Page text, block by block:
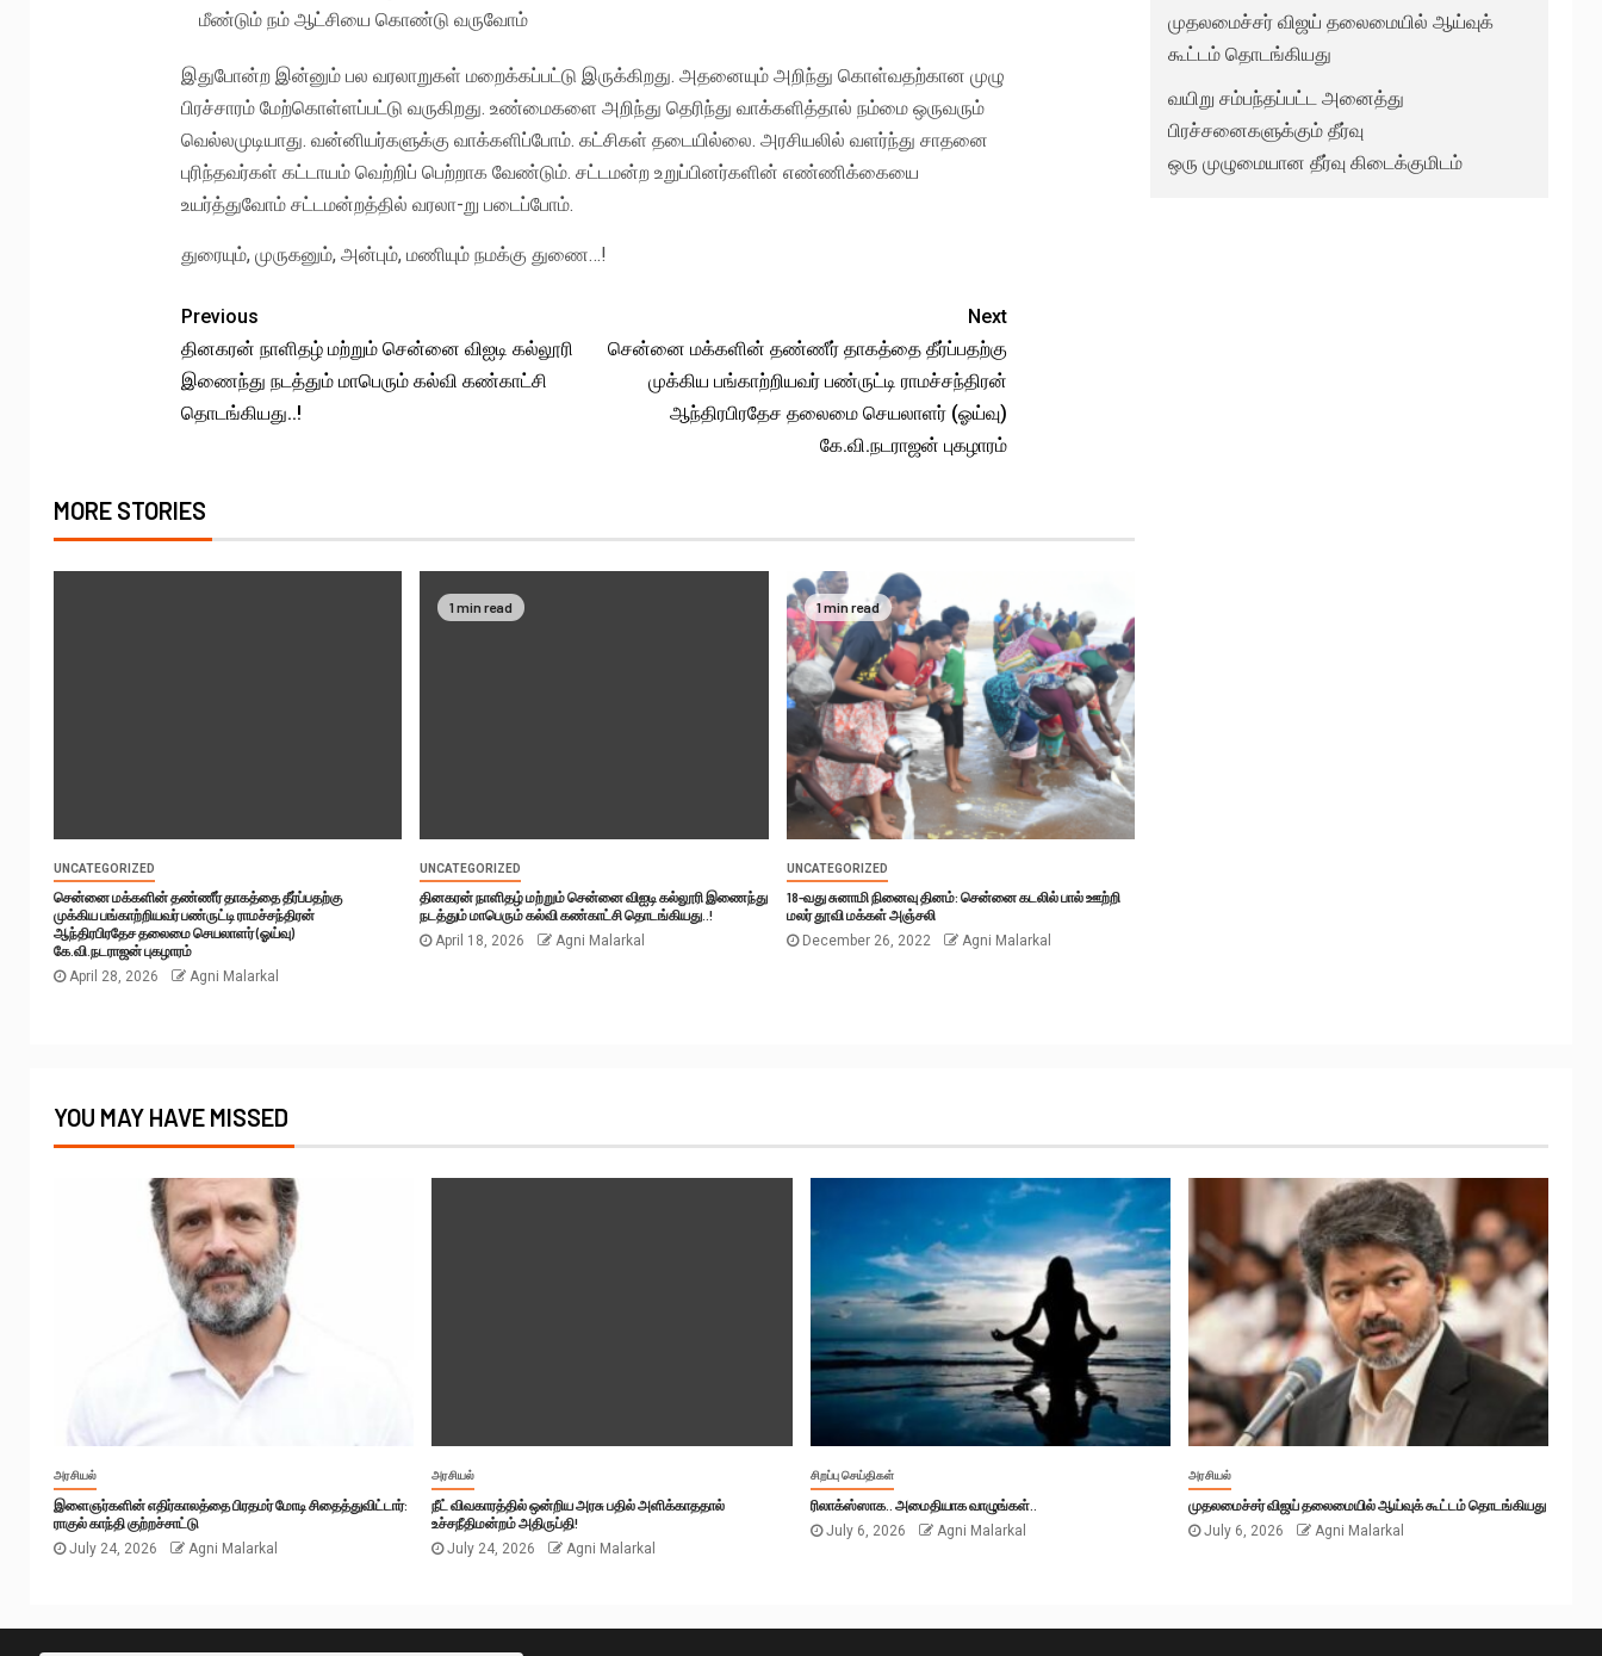
மீண்டும் நம் ஆட்சியை கொண்டு வருவோம்
இதுபோன்ற இன்னும் பல வரலாறுகள் மறைக்கப்பட்டு இருக்கிறது. அதனையும் அறிந்து கொள்வதற்கான முழு
பிரச்சாரம் மேற்கொள்ளப்பட்டு வருகிறது. உண்மைகளை அறிந்து தெரிந்து வாக்களித்தால் நம்மை ஒருவரும்
வெல்லமுடியாது. வன்னியர்களுக்கு வாக்களிப்போம். கட்சிகள் தடையில்லை. அரசியலில் வளர்ந்து சாதனை
புரிந்தவர்கள் கட்டாயம் வெற்றிப் பெற்றாக வேண்டும். சட்டமன்ற உறுப்பினர்களின் எண்ணிக்கையை
உயர்த்துவோம் சட்டமன்றத்தில் வரலா-று படைப்போம்.
துரையும், முருகனும், அன்பும், மணியும் நமக்கு துணை…!
Previous
தினகரன் நாளிதழ் மற்றும் சென்னை விஐடி கல்லூரி
இணைந்து நடத்தும் மாபெரும் கல்வி கண்காட்சி
தொடங்கியது..!
Next
சென்னை மக்களின் தண்ணீர் தாகத்தை தீர்ப்பதற்கு
முக்கிய பங்காற்றியவர் பண்ருட்டி ராமச்சந்திரன்
ஆந்திரபிரதேச தலைமை செயலாளர் (ஓய்வு)
கே.வி.நடராஜன் புகழாரம்
MORE STORIES
UNCATEGORIZED
சென்னை மக்களின் தண்ணீர் தாகத்தை தீர்ப்பதற்கு
முக்கிய பங்காற்றியவர் பண்ருட்டி ராமச்சந்திரன்
ஆந்திரபிரதேச தலைமை செயலாளர் (ஓய்வு)
கே.வி.நடராஜன் புகழாரம்
April 28, 2026
Agni Malarkal
1 min read
UNCATEGORIZED
தினகரன் நாளிதழ் மற்றும் சென்னை விஐடி கல்லூரி இணைந்து
நடத்தும் மாபெரும் கல்வி கண்காட்சி தொடங்கியது..!
April 18, 2026
Agni Malarkal
1 min read
UNCATEGORIZED
18-வது சுனாமி நினைவு தினம்: சென்னை கடலில் பால் ஊற்றி
மலர் தூவி மக்கள் அஞ்சலி
December 26, 2022
Agni Malarkal
முதலமைச்சர் விஜய் தலைமையில் ஆய்வுக்
கூட்டம் தொடங்கியது
வயிறு சம்பந்தப்பட்ட அனைத்து
பிரச்சனைகளுக்கும் தீர்வு
ஒரு முழுமையான தீர்வு கிடைக்குமிடம்
YOU MAY HAVE MISSED
அரசியல்
இளைஞர்களின் எதிர்காலத்தை பிரதமர் மோடி சிதைத்துவிட்டார்:
ராகுல் காந்தி குற்றச்சாட்டு
July 24, 2026
Agni Malarkal
அரசியல்
நீட் விவகாரத்தில் ஒன்றிய அரசு பதில் அளிக்காததால்
உச்சநீதிமன்றம் அதிருப்தி!
July 24, 2026
Agni Malarkal
சிறப்பு செய்திகள்
ரிலாக்ஸ்ஸாக.. அமைதியாக வாழுங்கள்..
July 6, 2026
Agni Malarkal
அரசியல்
முதலமைச்சர் விஜய் தலைமையில் ஆய்வுக் கூட்டம் தொடங்கியது
July 6, 2026
Agni Malarkal